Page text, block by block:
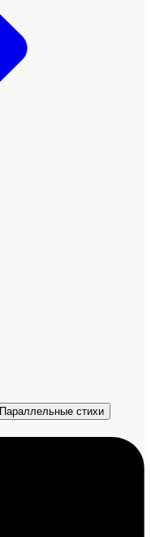
Параллельные стихи